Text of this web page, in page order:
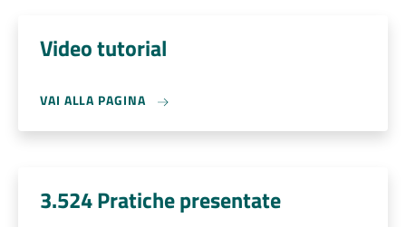
Video tutorial
VAI ALLA PAGINA
3.524 Pratiche presentate